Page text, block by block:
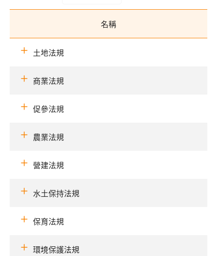
名稱
土地法規
商業法規
促參法規
農業法規
營建法規
水土保持法規
保育法規
環境保護法規